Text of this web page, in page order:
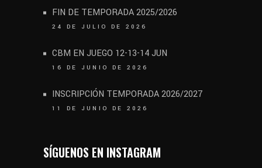
FIN DE TEMPORADA 2025/2026
24 DE JULIO DE 2026
CBM EN JUEGO 12-13-14 JUN
16 DE JUNIO DE 2026
INSCRIPCIÓN TEMPORADA 2026/2027
11 DE JUNIO DE 2026
SÍGUENOS EN INSTAGRAM